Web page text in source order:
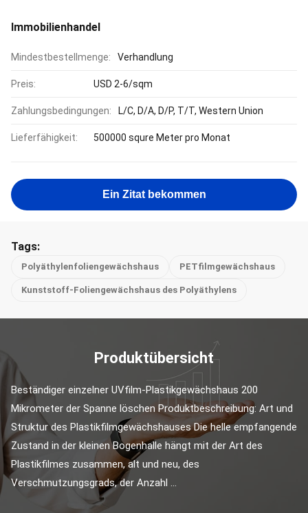
Immobilienhandel
Mindestbestellmenge: Verhandlung
Preis: USD 2-6/sqm
Zahlungsbedingungen: L/C, D/A, D/P, T/T, Western Union
Lieferfähigkeit: 500000 squre Meter pro Monat
Ein Zitat bekommen
Tags:
Polyäthylenfoliengewächshaus PETfilmgewächshaus
Kunststoff-Foliengewächshaus des Polyäthylens
Produktübersicht
Beständiger einzelner UVfilm-Plastikgewächshaus 200
Mikrometer der Spanne löschen Produktbeschreibung: Art und
Struktur des Plastikfilmgewächshauses Die helle empfangende
Zustand in der kleinen Bogenhalle hängt mit der Art des
Plastikfilmes zusammen, alt und neu, des
Verschmutzungsgrads, der Anzahl ...